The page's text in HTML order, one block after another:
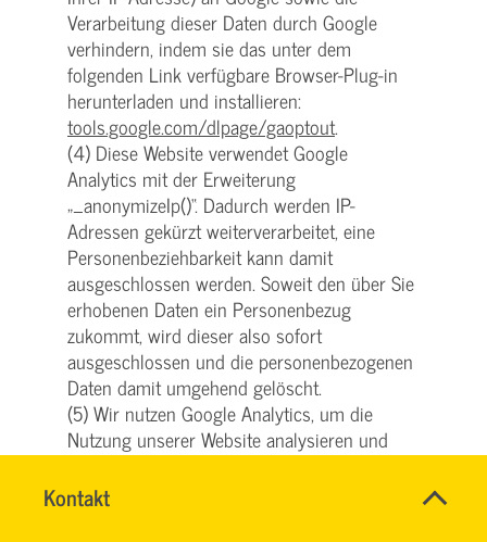
Kontakt
SVG
Name*
Verarbeitung dieser Daten durch Google
verhindern, indem sie das unter dem
folgenden Link verfügbare Browser-Plug-in
herunterladen und installieren:
tools.google.com/dlpage/gaoptout.
(4) Diese Website verwendet Google
Analytics mit der Erweiterung
„_anonymizeIp()“. Dadurch werden IP-
Adressen gekürzt weiterverarbeitet, eine
Personenbeziehbarkeit kann damit
ausgeschlossen werden. Soweit den über Sie
erhobenen Daten ein Personenbezug
zukommt, wird dieser also sofort
ausgeschlossen und die personenbezogenen
Daten damit umgehend gelöscht.
(5) Wir nutzen Google Analytics, um die
Nutzung unserer Website analysieren und
regelmäßig verbessern zu können. Über die
gewonnenen Statistiken können wir unser
Angebot verbessern und für Sie als Nutzer